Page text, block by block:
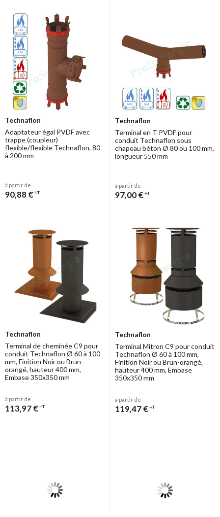
Technaflon
Adaptateur égal PVDF avec
trappe (coupleur)
flexible/flexible Technaflon, 80
à 200 mm
à partir de
90,88 € HT
Technaflon
Terminal en T PVDF pour
conduit Technaflon sous
chapeau béton Ø 80 ou 100 mm,
longueur 550 mm
à partir de
97,00 € HT
Technaflon
Terminal de cheminée C9 pour
conduit Technaflon Ø 60 à 100
mm, Finition Noir ou Brun-
orangé, hauteur 400 mm,
Embase 350x350 mm
à partir de
113,97 € HT
Technaflon
Terminal Mitron C9 pour conduit
Technaflon Ø 60 à 100 mm,
Finition Noir ou Brun-orangé,
hauteur 400 mm, Embase
350x350 mm
à partir de
119,47 € HT